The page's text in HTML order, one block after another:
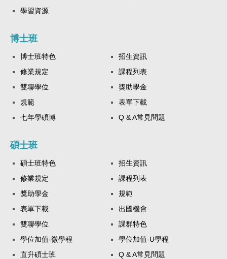
學習資源
博士班
博士班特色
招生資訊
修業規定
課程列表
雙聯學位
獎助學金
規範
表單下載
七年學碩博
Q & A常見問題
碩士班
碩士班特色
招生資訊
修業規定
課程列表
獎助學金
規範
表單下載
出國機會
雙聯學位
課群特色
學位加值-微學程
學位加值-U學程
直升碩士班
Q & A常見問題